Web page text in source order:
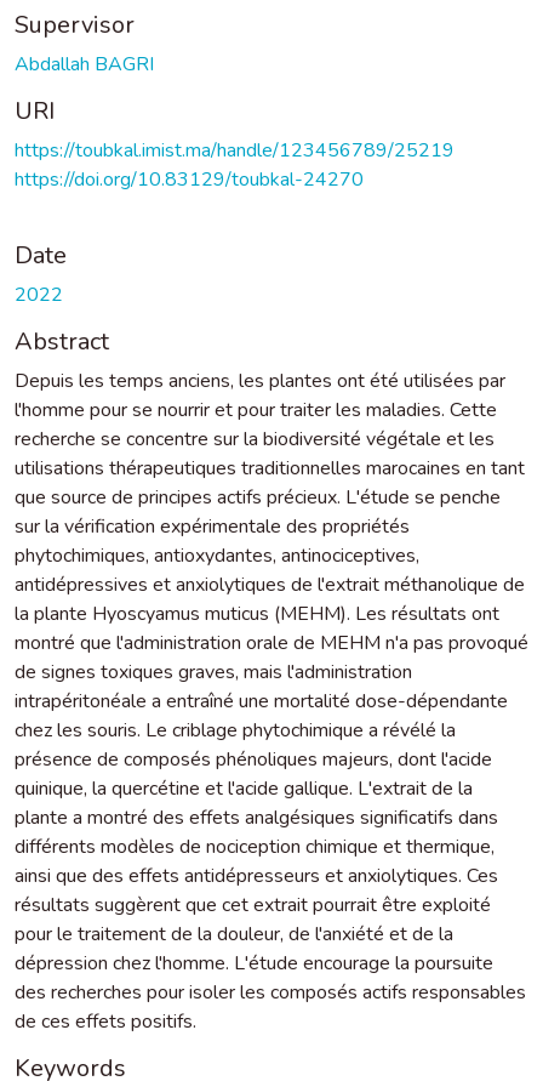
Supervisor
Abdallah BAGRI
URI
https://toubkal.imist.ma/handle/123456789/25219
https://doi.org/10.83129/toubkal-24270
Date
2022
Abstract
Depuis les temps anciens, les plantes ont été utilisées par
l'homme pour se nourrir et pour traiter les maladies. Cette
recherche se concentre sur la biodiversité végétale et les
utilisations thérapeutiques traditionnelles marocaines en tant
que source de principes actifs précieux. L'étude se penche
sur la vérification expérimentale des propriétés
phytochimiques, antioxydantes, antinociceptives,
antidépressives et anxiolytiques de l'extrait méthanolique de
la plante Hyoscyamus muticus (MEHM). Les résultats ont
montré que l'administration orale de MEHM n'a pas provoqué
de signes toxiques graves, mais l'administration
intrapéritonéale a entraîné une mortalité dose-dépendante
chez les souris. Le criblage phytochimique a révélé la
présence de composés phénoliques majeurs, dont l'acide
quinique, la quercétine et l'acide gallique. L'extrait de la
plante a montré des effets analgésiques significatifs dans
différents modèles de nociception chimique et thermique,
ainsi que des effets antidépresseurs et anxiolytiques. Ces
résultats suggèrent que cet extrait pourrait être exploité
pour le traitement de la douleur, de l'anxiété et de la
dépression chez l'homme. L'étude encourage la poursuite
des recherches pour isoler les composés actifs responsables
de ces effets positifs.
Keywords